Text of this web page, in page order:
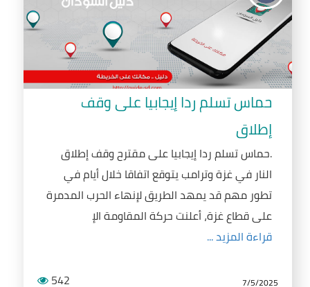
حماس تسلم ردا إيجابيا على وقف
إطلاق
.حماس تسلم ردا إيجابيا على مقترح وقف إطلاق
النار في غزة وترامب يتوقع اتفاقا خلال أيام في
تطور مهم قد يمهد الطريق لإنهاء الحرب المدمرة
على قطاع غزة، أعلنت حركة المقاومة الإ
قراءة المزيد ...
7/5/2025
542